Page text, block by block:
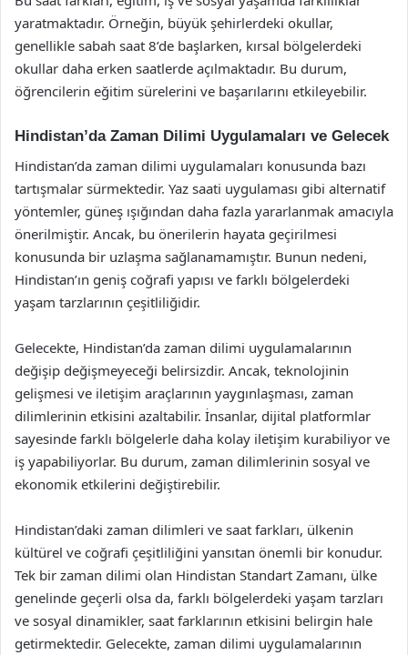
yaratmaktadır. Örneğin, büyük şehirlerdeki okullar,
genellikle sabah saat 8’de başlarken, kırsal bölgelerdeki
okullar daha erken saatlerde açılmaktadır. Bu durum,
öğrencilerin eğitim sürelerini ve başarılarını etkileyebilir.
Hindistan’da Zaman Dilimi Uygulamaları ve Gelecek
Hindistan’da zaman dilimi uygulamaları konusunda bazı
tartışmalar sürmektedir. Yaz saati uygulaması gibi alternatif
yöntemler, güneş ışığından daha fazla yararlanmak amacıyla
önerilmiştir. Ancak, bu önerilerin hayata geçirilmesi
konusunda bir uzlaşma sağlanamamıştır. Bunun nedeni,
Hindistan’ın geniş coğrafi yapısı ve farklı bölgelerdeki
yaşam tarzlarının çeşitliliğidir.
Gelecekte, Hindistan’da zaman dilimi uygulamalarının
değişip değişmeyeceği belirsizdir. Ancak, teknolojinin
gelişmesi ve iletişim araçlarının yaygınlaşması, zaman
dilimlerinin etkisini azaltabilir. İnsanlar, dijital platformlar
sayesinde farklı bölgelerle daha kolay iletişim kurabiliyor ve
iş yapabiliyorlar. Bu durum, zaman dilimlerinin sosyal ve
ekonomik etkilerini değiştirebilir.
Hindistan’daki zaman dilimleri ve saat farkları, ülkenin
kültürel ve coğrafi çeşitliliğini yansıtan önemli bir konudur.
Tek bir zaman dilimi olan Hindistan Standart Zamanı, ülke
genelinde geçerli olsa da, farklı bölgelerdeki yaşam tarzları
ve sosyal dinamikler, saat farklarının etkisini belirgin hale
getirmektedir. Gelecekte, zaman dilimi uygulamalarının